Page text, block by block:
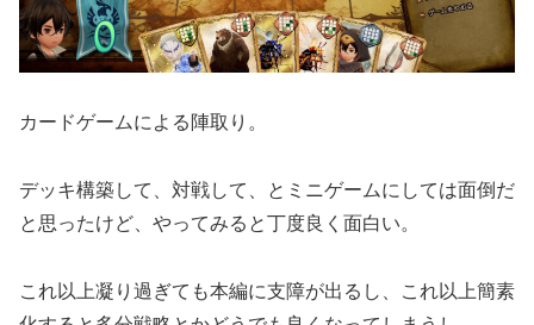
カードゲームによる陣取り。
デッキ構築して、対戦して、とミニゲームにしては面倒だ
と思ったけど、やってみると丁度良く面白い。
これ以上凝り過ぎても本編に支障が出るし、これ以上簡素